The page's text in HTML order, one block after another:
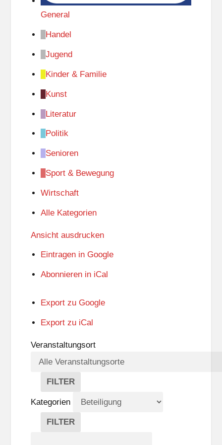
General
Handel
Jugend
Kinder & Familie
Kunst
Literatur
Politik
Senioren
Sport & Bewegung
Wirtschaft
Alle Kategorien
Ansicht ausdrucken
Eintragen in Google
Abonnieren in iCal
Export zu Google
Export zu iCal
Veranstaltungsort
FILTER
V
E
R
A
Kategorien
FILTER